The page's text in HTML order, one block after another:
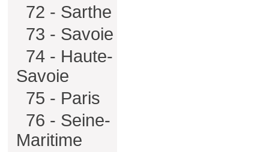
72 - Sarthe
73 - Savoie
74 - Haute-
Savoie
75 - Paris
76 - Seine-
Maritime